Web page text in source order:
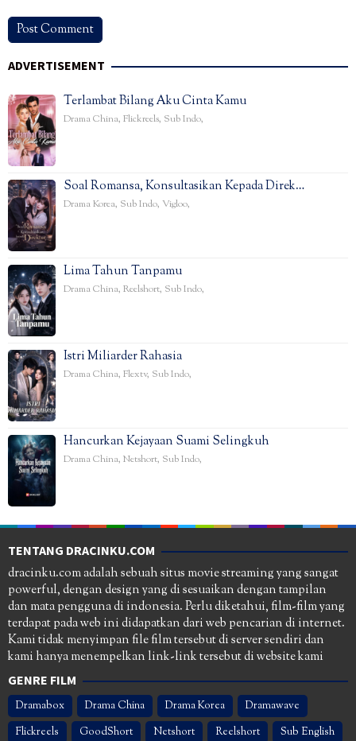
ADVERTISEMENT
Terlambat Bilang Aku Cinta Kamu
Drama China, Flickreels, Sub Indo,
Soal Romansa, Konsultasikan Kepada Direk…
Drama Korea, Sub Indo, Vigloo,
Lima Tahun Tanpamu
Drama China, Reelshort, Sub Indo,
Istri Miliarder Rahasia
Drama China, Flextv, Sub Indo,
Hancurkan Kejayaan Suami Selingkuh
Drama China, Netshort, Sub Indo,
TENTANG DRACINKU.COM
dracinku.com adalah sebuah situs movie streaming yang sangat
powerful, dengan design yang di sesuaikan dengan tampilan
dan mata pengguna di indonesia. Perlu diketahui, film-film yang
terdapat pada web ini didapatkan dari web pencarian di internet.
Kami tidak menyimpan file film tersebut di server sendiri dan
kami hanya menempelkan link-link tersebut di website kami
GENRE FILM
Dramabox Drama China Drama Korea
Dramawave
Flickreels
GoodShort Netshort Reelshort Sub English